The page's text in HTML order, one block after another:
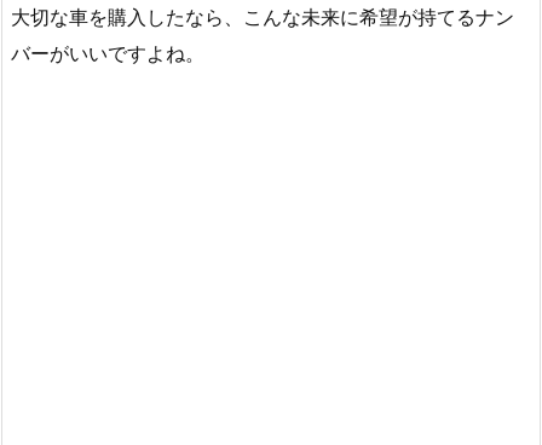
大切な車を購入したなら、こんな未来に希望が持てるナン
バーがいいですよね。